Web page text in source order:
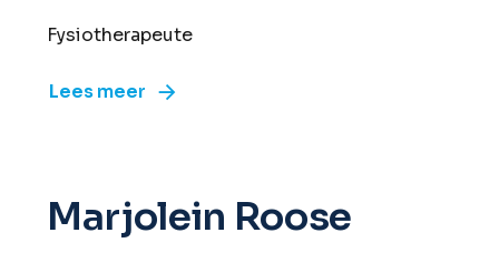
Fysiotherapeute
Lees meer
Marjolein Roose